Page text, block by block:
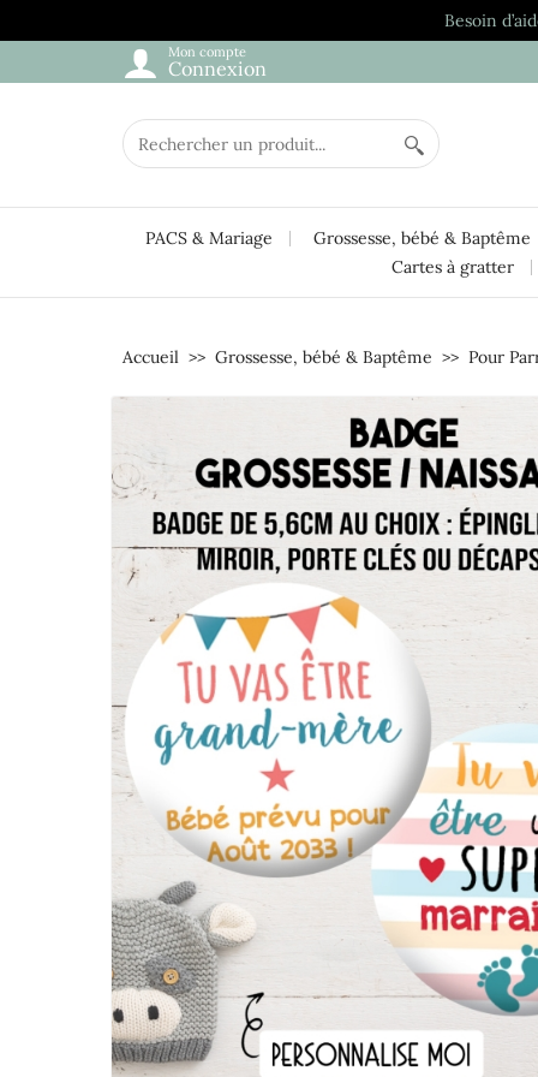
Besoin
Mon compte
Connexion
PACS & Mariage
Grossesse, bébé & Baptême
Cartes à gratter
Accueil Grossesse, bébé & Baptême Pour